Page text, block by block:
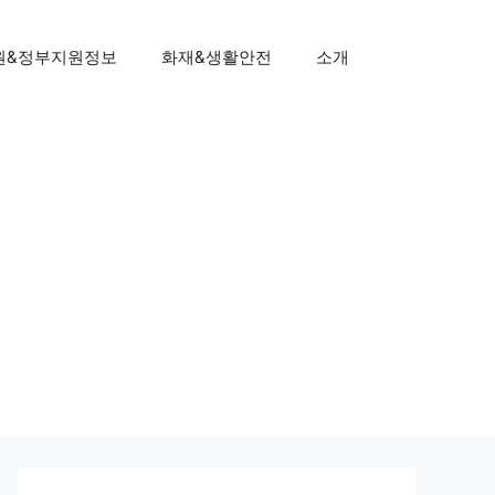
&정부지원정보 화재&생활안전 소개